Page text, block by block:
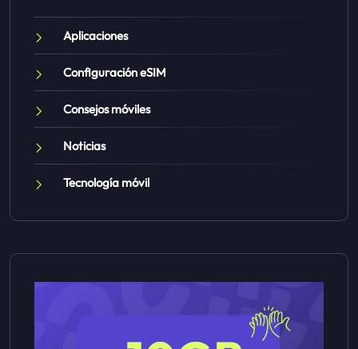
Aplicaciones
Configuración eSIM
Consejos móviles
Noticias
Tecnología móvil